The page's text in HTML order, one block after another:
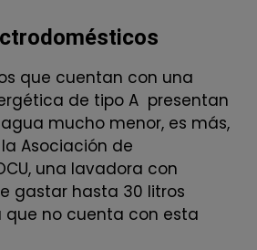
que cuentan con una
de tipo A presentan
mucho menor, es más,
Asociación de
una lavadora con
gastar hasta 30 litros
no cuenta con esta